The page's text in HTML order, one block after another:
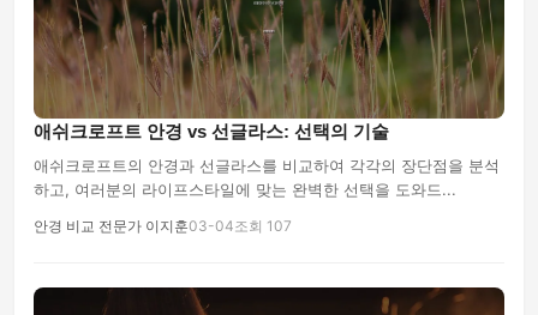
애쉬크로프트 안경 vs 선글라스: 선택의 기술
애쉬크로프트의 안경과 선글라스를 비교하여 각각의 장단점을 분석
하고, 여러분의 라이프스타일에 맞는 완벽한 선택을 도와드...
안경 비교 전문가 이지훈03-04조회 107